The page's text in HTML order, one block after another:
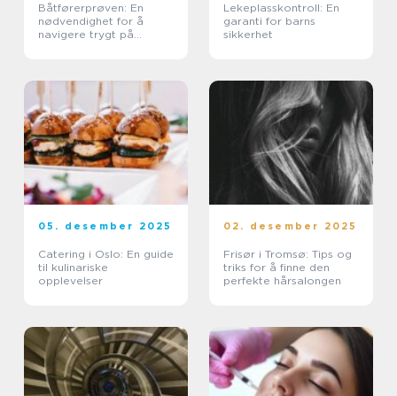
Båtførerprøven: En
nødvendighet for å
navigere trygt på
Lekeplasskontroll: En
garanti for barns
sikkerhet
05. desember 2025
Catering i Oslo: En guide
til kulinariske
opplevelser
02. desember 2025
Frisør i Tromsø: Tips og
triks for å finne den
perfekte hårsalongen